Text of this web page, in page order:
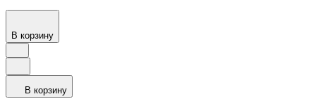
В корзину
В корзину